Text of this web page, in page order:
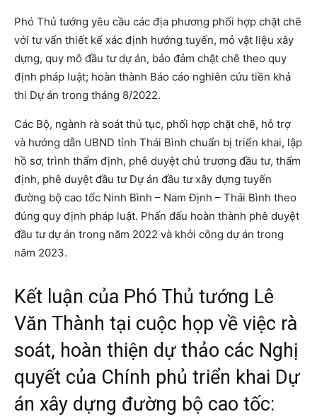
Phó Thủ tướng yêu cầu các địa phương phối hợp chặt chẽ
với tư vấn thiết kế xác định hướng tuyến, mỏ vật liệu xây
dựng, quy mô đầu tư dự án, bảo đảm chặt chẽ theo quy
định pháp luật; hoàn thành Báo cáo nghiên cứu tiền khả
thi Dự án trong tháng 8/2022.
Các Bộ, ngành rà soát thủ tục, phối hợp chặt chẽ, hỗ trợ
và hướng dẫn UBND tỉnh Thái Bình chuẩn bị triển khai, lập
hồ sơ, trình thẩm định, phê duyệt chủ trương đầu tư, thẩm
định, phê duyệt đầu tư Dự án đầu tư xây dựng tuyến
đường bộ cao tốc Ninh Bình – Nam Định – Thái Bình theo
đúng quy định pháp luật. Phấn đấu hoàn thành phê duyệt
đầu tư dự án trong năm 2022 và khởi công dự án trong
năm 2023.
Kết luận của Phó Thủ tướng Lê
Văn Thành tại cuộc họp về việc rà
soát, hoàn thiện dự thảo các Nghị
quyết của Chính phủ triển khai Dự
án xây dựng đường bộ cao tốc: